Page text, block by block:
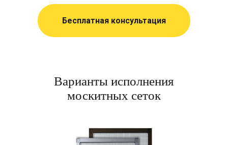
Бесплатная консультация
Варианты исполнения
москитных сеток